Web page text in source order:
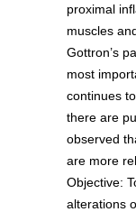
proximal
muscles
Gottron’s
most
continues
there are
observed
are more
Objective:
alterations